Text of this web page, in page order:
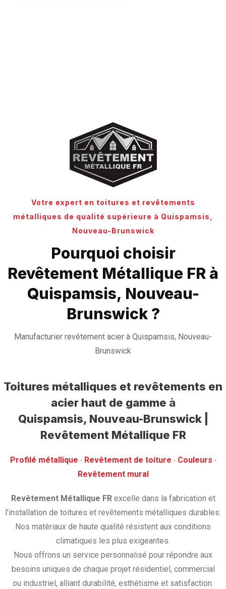
Votre expert en toitures et revêtements
métalliques de qualité supérieure à Quispamsis,
Nouveau-Brunswick
Pourquoi choisir
Revêtement Métallique FR à
Quispamsis, Nouveau-
Brunswick ?
Manufacturier revêtement acier à Quispamsis, Nouveau-
Brunswick
Toitures métalliques et revêtements en
acier haut de gamme à
Quispamsis, Nouveau-Brunswick |
Revêtement Métallique FR
Profilé métallique · ‎ Revêtement de toiture · ‎ Couleurs ·
‎Revêtement mural
Revêtement Métallique FRexcelle dans la fabrication et
l’installation de toitures et revêtements métalliques durables.
Nos matériaux de haute qualité résistent aux conditions
climatiques les plus exigeantes.
Nous offrons un service personnalisé pour répondre aux
besoins uniques de chaque projet résidentiel, commercial
ou industriel, alliant durabilité, esthétisme et satisfaction.